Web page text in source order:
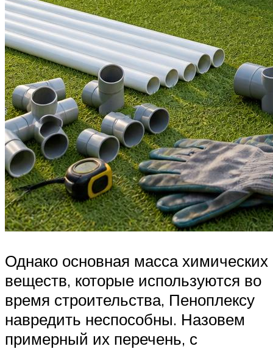
Однако основная масса химических
веществ, которые используются во
время строительства, Пеноплексу
навредить неспособны. Назовем
примерный их перечень, с